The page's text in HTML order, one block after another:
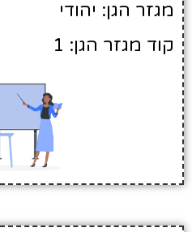
מגזר הגן: יהודי
קוד מגזר הגן: 1